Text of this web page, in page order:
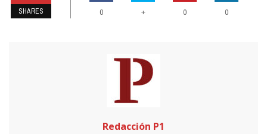
SHARES 0 + 0 0
Redacción P1